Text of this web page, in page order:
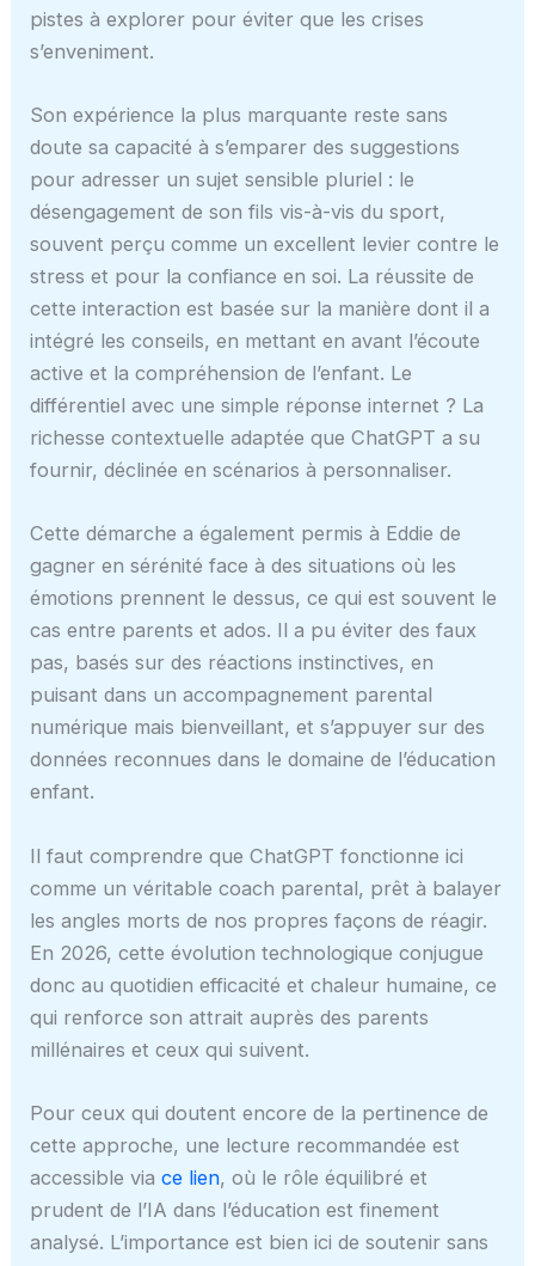
pistes à explorer pour éviter que les crises
s’enveniment.
Son expérience la plus marquante reste sans
doute sa capacité à s’emparer des suggestions
pour adresser un sujet sensible pluriel : le
désengagement de son fils vis-à-vis du sport,
souvent perçu comme un excellent levier contre le
stress et pour la confiance en soi. La réussite de
cette interaction est basée sur la manière dont il a
intégré les conseils, en mettant en avant l’écoute
active et la compréhension de l’enfant. Le
différentiel avec une simple réponse internet ? La
richesse contextuelle adaptée que ChatGPT a su
fournir, déclinée en scénarios à personnaliser.
Cette démarche a également permis à Eddie de
gagner en sérénité face à des situations où les
émotions prennent le dessus, ce qui est souvent le
cas entre parents et ados. Il a pu éviter des faux
pas, basés sur des réactions instinctives, en
puisant dans un accompagnement parental
numérique mais bienveillant, et s’appuyer sur des
données reconnues dans le domaine de l’éducation
enfant.
Il faut comprendre que ChatGPT fonctionne ici
comme un véritable coach parental, prêt à balayer
les angles morts de nos propres façons de réagir.
En 2026, cette évolution technologique conjugue
donc au quotidien efficacité et chaleur humaine, ce
qui renforce son attrait auprès des parents
millénaires et ceux qui suivent.
Pour ceux qui doutent encore de la pertinence de
cette approche, une lecture recommandée est
accessible viace lien, où le rôle équilibré et
prudent de l’IA dans l’éducation est finement
analysé. L’importance est bien ici de soutenir sans